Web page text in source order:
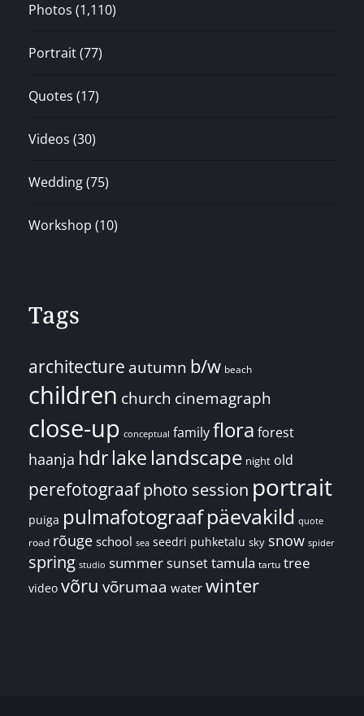
Photos (1,110)
Portrait(77)
Quotes (17)
Videos (30)
Wedding(75)
Workshop (10)
Tags
architecture autumn b/w beach
children church cinemagraph
close-up conceptual familyflora forest
haanja hdrlake landscape night old
perefotograafphoto session portrait
puiga pulmafotograafpäevakild quote
road rõuge school sea seedri puhketalu sky snow spider
spring studio summersunsettamula tartu tree
video võru võrumaa water winter